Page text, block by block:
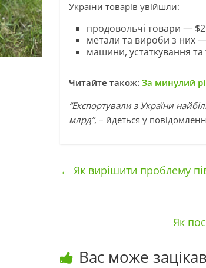
України товарів увійшли:
продовольчі товари —
метали та вироби з них
машини, устаткування
Читайте також: За минулий
“Експортували з України
млрд”, – йдеться у
← Як вирішити проблему
Як
Вас може